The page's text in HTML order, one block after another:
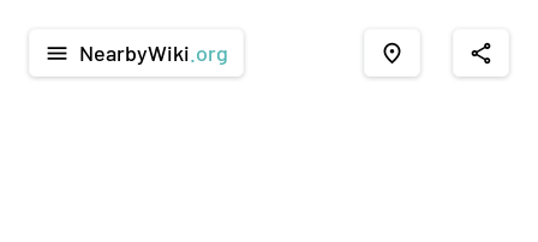
menu NearbyWiki .org place share